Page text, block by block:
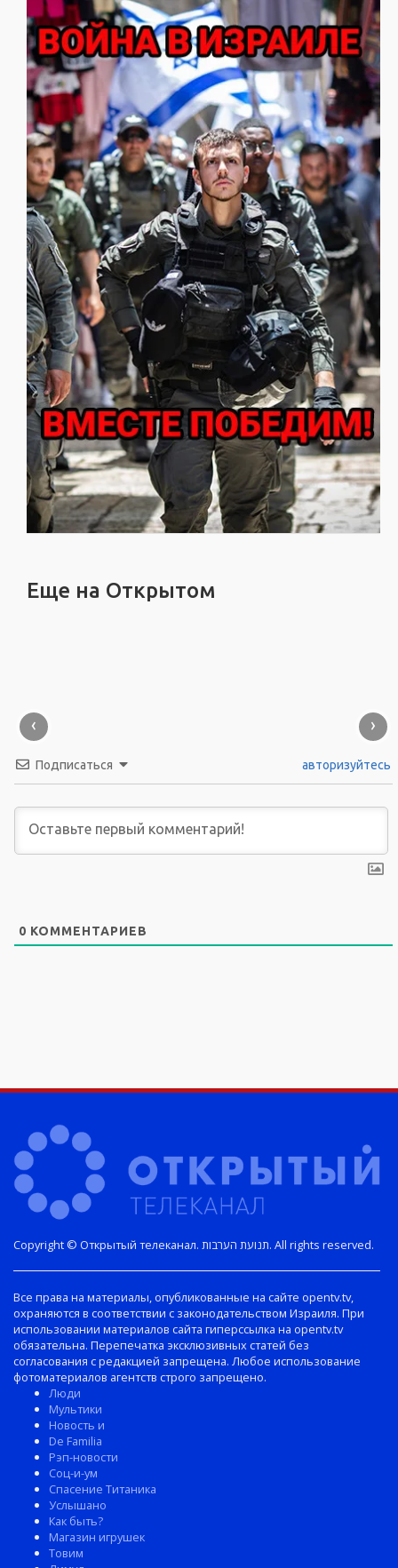
Еще на Открытом
‹ ›
Подписаться авторизуйтесь
0 КОММЕНТАРИЕВ
Copyright © Открытый телеканал. תנועת הערבות. All rights reserved.
Все права на материалы, опубликованные на сайте opentv.tv,
охраняются в соответствии с законодательством Израиля. При
использовании материалов сайта гиперссылка на opentv.tv
обязательна. Перепечатка эксклюзивных статей без
согласования с редакцией запрещена. Любое использование
фотоматериалов агентств строго запрещено.
Люди
Мультики
Новость и
De Familia
Рэп-новости
Соц-и-ум
Спасение Титаника
Услышано
Как быть?
Магазин игрушек
Товим